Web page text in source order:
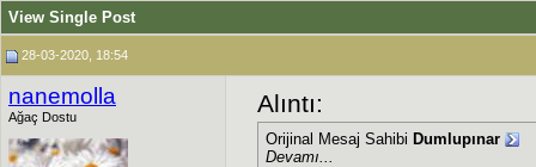
View Single Post
28-03-2020, 18:54
nanemolla
Ağaç Dostu Alıntı:
Orijinal Mesaj Sahibi Dumlupınar
Devamı...